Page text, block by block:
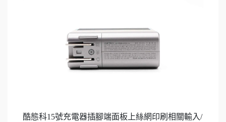
酷態科15號充電器插腳端面板上絲網印刷相關輸入/